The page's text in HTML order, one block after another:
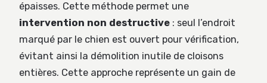
épaisses. Cette méthode permet une
intervention non destructive : seul l’endroit
marqué par le chien est ouvert pour vérification,
évitant ainsi la démolition inutile de cloisons
entières. Cette approche représente un gain de